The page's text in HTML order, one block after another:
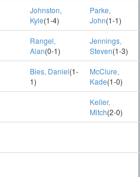
Johnston,
Kyle(1-4)
Parke,
John(1-1)
Rangel,
Alan(0-1)
Jennings,
Steven(1-3)
Bies, Daniel(1-
1)
McClure,
Kade(1-0)
Keller,
Mitch(2-0)